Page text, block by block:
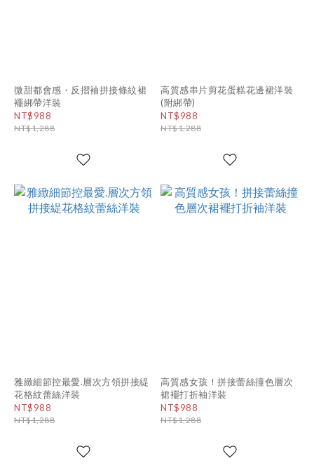
微甜都會感・反摺袖拼接條紋裙
襬綁帶洋裝
NT$988
NT$1,288
高質感串片剪花蛋糕花邊裙洋裝
(附綁帶)
NT$988
NT$1,288
雅緻細節控最愛.層次方領拼接緹
花格紋蕾絲洋裝
NT$988
NT$1,288
高質感女孩！拼接蕾絲撞色層次
裙襬打折袖洋裝
NT$988
NT$1,288